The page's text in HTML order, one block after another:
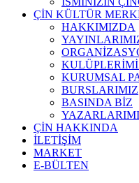
ÇİN KÜLTÜR
HAKKIMIZDA
KURUMSAL
BURSLARIMIZ
BASINDA BİZ
ÇİN HAKKINDA
İLETİŞİM
MARKET
E-BÜLTEN